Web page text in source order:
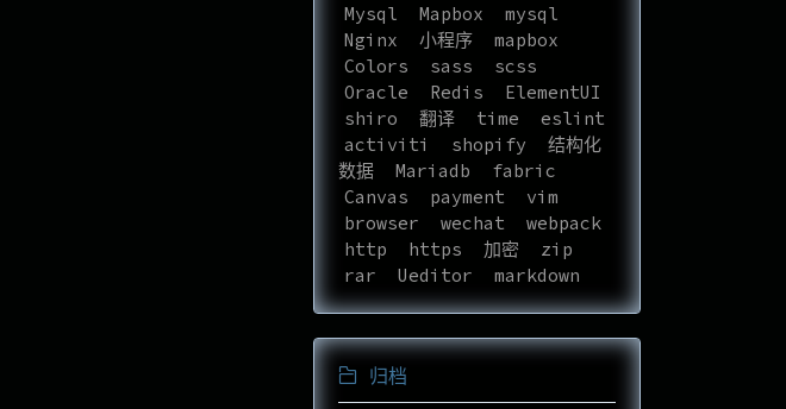
Mysql
Mapbox
mysql
Nginx
小程序
mapbox
Colors
sass
scss
Oracle
Redis
ElementUI
shiro
翻译 time
eslint
activiti
shopify
结构化
数据
Mariadb
fabric
Canvas
payment
vim
browser
wechat
webpack
http
https 加密
zip
rar
Ueditor markdown
归档